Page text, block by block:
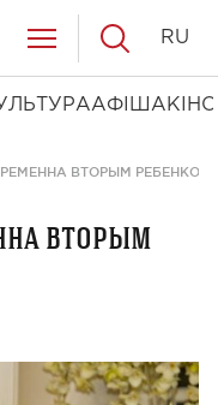
АФІША КІНО
RU
ВТОРЫМ РЕБЕНКОМ
вторым